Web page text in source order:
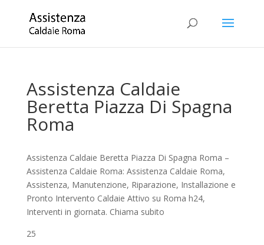
Assistenza Caldaie
Beretta Piazza Di Spagna
Roma
Assistenza Caldaie Beretta Piazza Di Spagna Roma –
Assistenza Caldaie Roma: Assistenza Caldaie Roma,
Assistenza, Manutenzione, Riparazione, Installazione e
Pronto Intervento Caldaie Attivo su Roma h24,
Interventi in giornata. Chiama subito
25